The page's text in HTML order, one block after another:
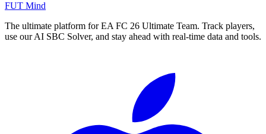
FUT Mind
The ultimate platform for EA FC 26 Ultimate Team. Track players,
use our AI SBC Solver, and stay ahead with real-time data and tools.